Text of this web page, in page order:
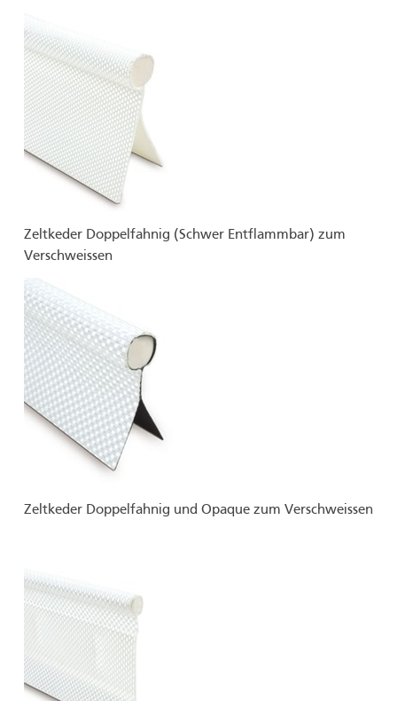
Zeltkeder Doppelfahnig (Schwer Entflammbar) zum
Verschweissen
Zeltkeder Doppelfahnig und Opaque zum Verschweissen